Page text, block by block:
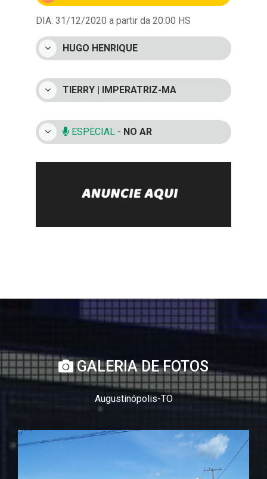
DIA: 31/12/2020 a partir da 20:00 HS
HUGO HENRIQUE
TIERRY | IMPERATRIZ-MA
ESPECIAL - NO AR
GALERIA DE FOTOS
Augustinópolis-TO